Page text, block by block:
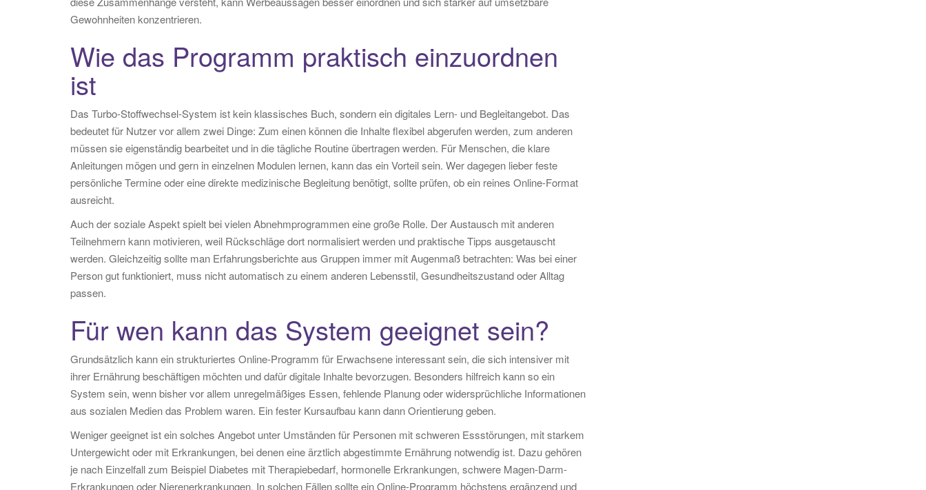
Gewohnheiten konzentrieren.
Wie das Programm praktisch einzuordnen
ist
Das Turbo-Stoffwechsel-System ist kein klassisches Buch, sondern ein digitales Lern- und Begleitangebot. Das
bedeutet für Nutzer vor allem zwei Dinge: Zum einen können die Inhalte flexibel abgerufen werden, zum anderen
müssen sie eigenständig bearbeitet und in die tägliche Routine übertragen werden. Für Menschen, die klare
Anleitungen mögen und gern in einzelnen Modulen lernen, kann das ein Vorteil sein. Wer dagegen lieber feste
persönliche Termine oder eine direkte medizinische Begleitung benötigt, sollte prüfen, ob ein reines Online-Format
ausreicht.
Auch der soziale Aspekt spielt bei vielen Abnehmprogrammen eine große Rolle. Der Austausch mit anderen
Teilnehmern kann motivieren, weil Rückschläge dort normalisiert werden und praktische Tipps ausgetauscht
werden. Gleichzeitig sollte man Erfahrungsberichte aus Gruppen immer mit Augenmaß betrachten: Was bei einer
Person gut funktioniert, muss nicht automatisch zu einem anderen Lebensstil, Gesundheitszustand oder Alltag
passen.
Für wen kann das System geeignet sein?
Grundsätzlich kann ein strukturiertes Online-Programm für Erwachsene interessant sein, die sich intensiver mit
ihrer Ernährung beschäftigen möchten und dafür digitale Inhalte bevorzugen. Besonders hilfreich kann so ein
System sein, wenn bisher vor allem unregelmäßiges Essen, fehlende Planung oder widersprüchliche Informationen
aus sozialen Medien das Problem waren. Ein fester Kursaufbau kann dann Orientierung geben.
Weniger geeignet ist ein solches Angebot unter Umständen für Personen mit schweren Essstörungen, mit starkem
Untergewicht oder mit Erkrankungen, bei denen eine ärztlich abgestimmte Ernährung notwendig ist. Dazu gehören
je nach Einzelfall zum Beispiel Diabetes mit Therapiebedarf, hormonelle Erkrankungen, schwere Magen-Darm-
Erkrankungen oder Nierenerkrankungen. In solchen Fällen sollte ein Online-Programm höchstens ergänzend und